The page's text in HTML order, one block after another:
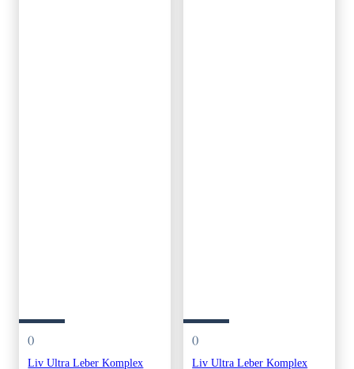
()
Liv Ultra Leber Komplex
()
Liv Ultra Leber Komplex